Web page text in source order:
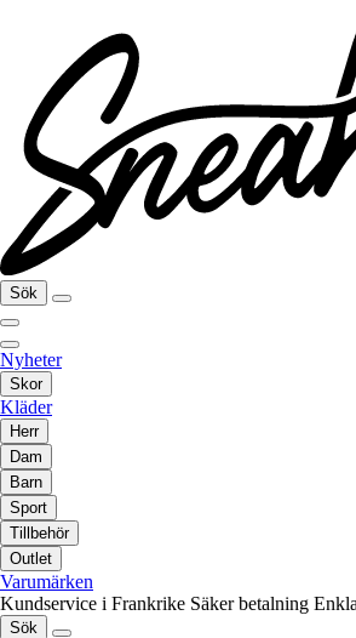
Sök
Nyheter
Skor
Kläder
Herr
Dam
Barn
Sport
Tillbehör
Outlet
Varumärken
Kundservice i Frankrike Säker betalning
Sök